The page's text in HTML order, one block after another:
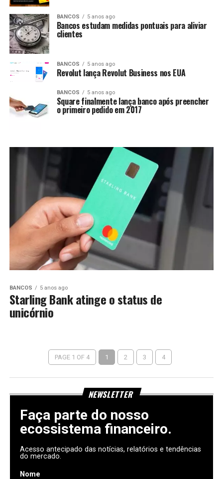
BANCOS 5 anos ago
Bancos estudam medidas pontuais para aliviar
clientes
BANCOS 5 anos ago
Revolut lança Revolut Business nos EUA
BANCOS 5 anos ago
Square finalmente lança banco após preencher
o primeiro pedido em 2017
BANCOS 5 anos ago
Starling Bank atinge o status de
unicórnio
PAGE 1 OF 4 1 2 3 4
NEWSLETTER
Faça parte do nosso
ecossistema financeiro.
Acesso antecipado das notícias, relatórios e tendências
do mercado.
Nome